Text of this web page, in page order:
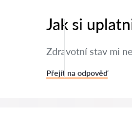
Jak si
Zdravotní stav mi
Přejít na odpověď